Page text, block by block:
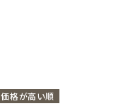
価格が高い順